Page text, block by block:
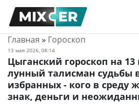
Главная » Гороскоп
13 мая 2026, 08:14
Цыганский гороскоп на 13
лунный талисман судьбы
избранных - кого в среду
знак, деньги и